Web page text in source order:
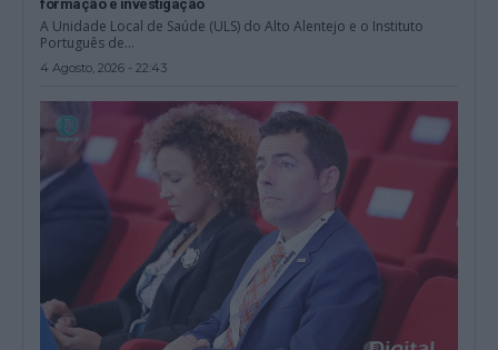
formação e investigação
A Unidade Local de Saúde (ULS) do Alto Alentejo e o Instituto
Português de...
4 Agosto, 2026 - 22:43